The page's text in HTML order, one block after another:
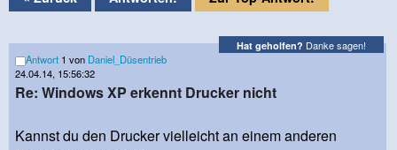
Hat geholfen? Danke sagen!
Antwort 1 von Daniel_Düsentrieb
24.04.14, 15:56:32
Re: Windows XP erkennt Drucker nicht
Kannst du den Drucker vielleicht an einem anderen